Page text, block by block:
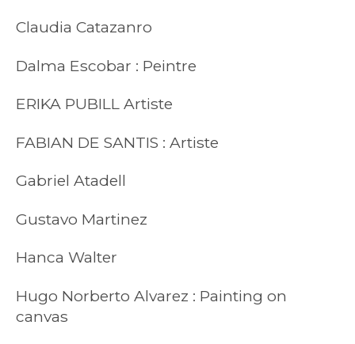
Claudia Catazanro
Dalma Escobar : Peintre
ERIKA PUBILL Artiste
FABIAN DE SANTIS : Artiste
Gabriel Atadell
Gustavo Martinez
Hanca Walter
Hugo Norberto Alvarez : Painting on
canvas